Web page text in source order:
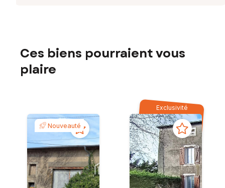
Ces biens pourraient vous
plaire
Nouveauté
Exclusivité